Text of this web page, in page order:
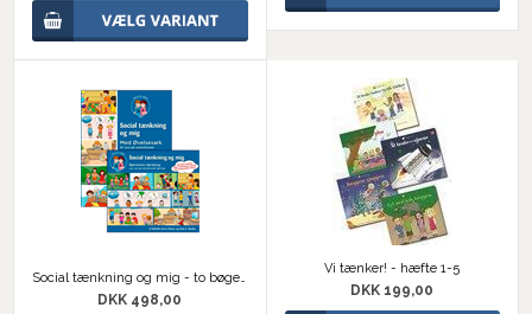
Social tænkning og mig - to bøger i sæt
DKK 498,00
Vi tænker! - hæfte 1-5
DKK 199,00